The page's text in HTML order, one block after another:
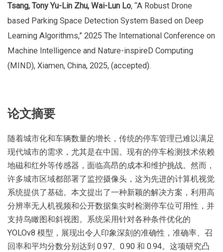
Tsang, Tony Yu-Lin Zhu, Wai-Lun Lo, “A Robust Drone
based Parking Space Detection System Based on Deep
Learning Algorithms,” 2025 The International Conference on
Machine Intelligence and Nature-inspireD Computing
(MIND), Xiamen, China, 2025, (accepted).
论文摘要
随着城市化和车辆数量的增长，传统的停车管理已难以满足
现代城市的需求，尤其是在中国。现有的停车检测技术依赖
地磁和红外等传感器，面临高昂的成本和维护挑战。然而，
许多城市区域都部署了监控摄像头，这为先进的计算机视觉
系统提供了基础。本文提出了一种新颖的解决方案，利用高
分辨率无人机视频和公开数据集实时检测停车位可用性，并
支持鸟瞰图和斜视图。系统采用针对各种条件优化的
YOLOv8 模型，展现出令人印象深刻的准确性，准确率、召
回率和平均分数分别达到 0.97、0.90 和 0.94。这项研究凸